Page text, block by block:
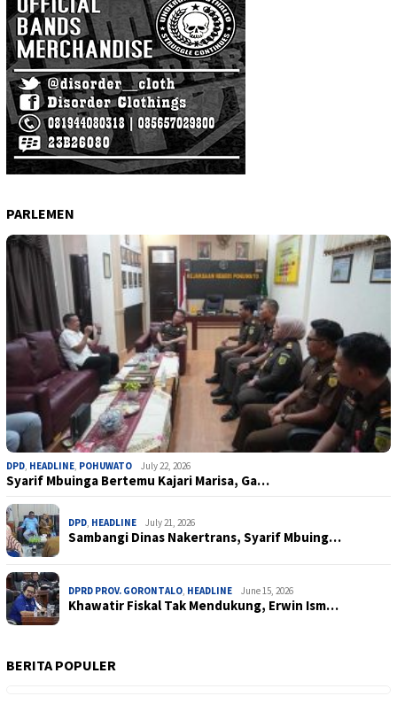
PARLEMEN
DPD, HEADLINE, POHUWATO July 22, 2026
Syarif Mbuinga Bertemu Kajari Marisa, Ga…
DPD, HEADLINE July 21, 2026
Sambangi Dinas Nakertrans, Syarif Mbuing…
DPRD PROV. GORONTALO, HEADLINE June 15, 2026
Khawatir Fiskal Tak Mendukung, Erwin Ism…
BERITA POPULER